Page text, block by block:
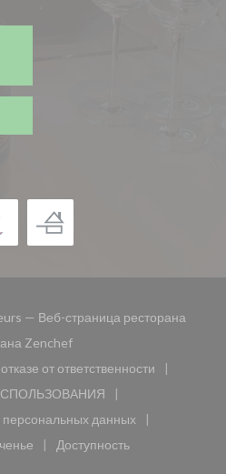
— Веб-страница ресторана
Zenchef((открывается в новом
от ответственности
((открывается в новом окне))
((открывается в новом окне))
данных
((открывается в новом окне))
в новом окне))
Доступность